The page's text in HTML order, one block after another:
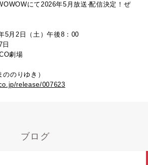
にて2026年5⽉放送‧配信決定！ぜ
5月2日（土）午後8：00
劇場
のりゆき）
release/007623
ブログ